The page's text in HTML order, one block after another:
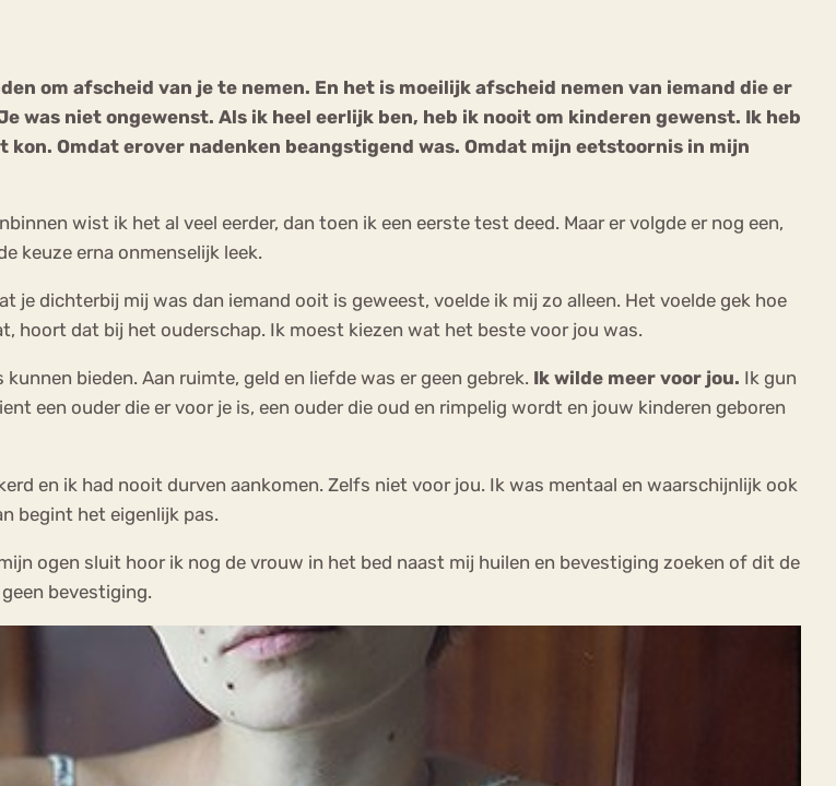
om afscheid van je te nemen. En het is moeilijk afscheid nemen van iemand die er
was niet ongewenst. Als ik heel eerlijk ben, heb ik nooit om kinderen gewenst. Ik heb
Omdat erover nadenken beangstigend was. Omdat mijn eetstoornis in mijn
wist ik het al veel eerder, dan toen ik een eerste test deed. Maar er volgde er nog een,
keuze erna onmenselijk leek.
je dichterbij mij was dan iemand ooit is geweest, voelde ik mij zo alleen. Het voelde gek hoe
hoort dat bij het ouderschap. Ik moest kiezen wat het beste voor jou was.
bieden. Aan ruimte, geld en liefde was er geen gebrek. Ik wilde meer voor jou. Ik gun
een ouder die er voor je is, een ouder die oud en rimpelig wordt en jouw kinderen geboren
en ik had nooit durven aankomen. Zelfs niet voor jou. Ik was mentaal en waarschijnlijk ook
begint het eigenlijk pas.
ogen sluit hoor ik nog de vrouw in het bed naast mij huilen en bevestiging zoeken of dit de
bevestiging.
Nervosa Eetbuien Piekeren Sport
Trauma